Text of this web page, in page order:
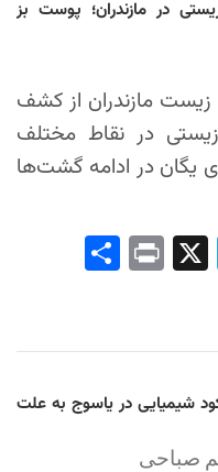
در مازندران؛ پوست بز
مازندران از کشف
در نقاط مختلف
یگان در ادامه گشت‌ها
Tel
Pri
شیمیایی در یاسوج به علت
صباحی